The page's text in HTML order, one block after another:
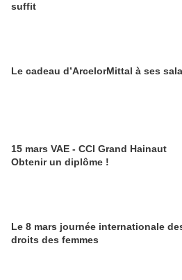
suffit
Le cadeau d’ArcelorMittal à ses
15 mars VAE - CCI Grand Hainaut
Obtenir un diplôme !
Le 8 mars journée internationale
droits des femmes